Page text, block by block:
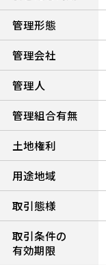
管理形態
管理会社
管理人
管理組合有無
土地権利
用途地域
取引態様
取引条件の
有効期限